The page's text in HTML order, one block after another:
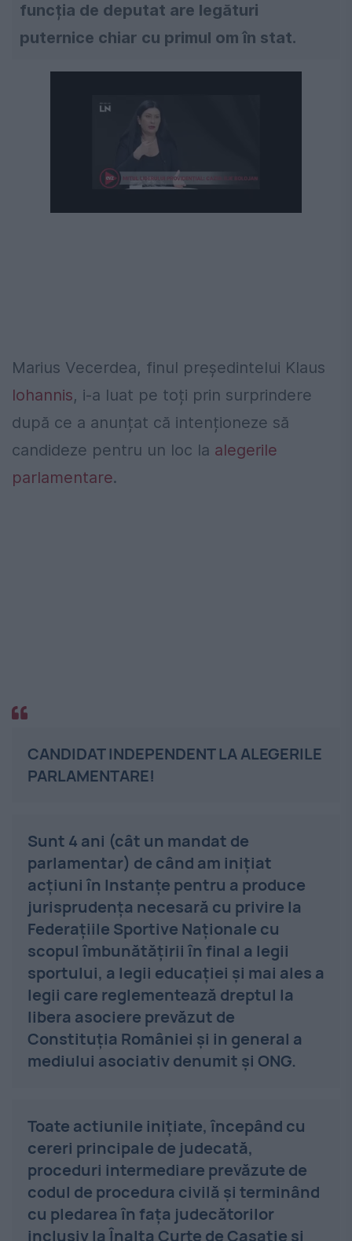
funcția de deputat are legături
puternice chiar cu primul om în stat.
Marius Vecerdea, finul președintelui Klaus
Iohannis, i-a luat pe toți prin surprindere
după ce a anunțat că intenționeze să
candideze pentru un loc la alegerile
parlamentare.
CANDIDAT INDEPENDENT LA ALEGERILE
PARLAMENTARE!
Sunt 4 ani (cât un mandat de
parlamentar) de când am inițiat
acțiuni în Instanțe pentru a produce
jurisprudența necesară cu privire la
Federațiile Sportive Naționale cu
scopul îmbunătățirii în final a legii
sportului, a legii educației și mai ales a
legii care reglementează dreptul la
libera asociere prevăzut de
Constituția României și in general a
mediului asociativ denumit și ONG.
Toate actiunile inițiate, începând cu
cereri principale de judecată,
proceduri intermediare prevăzute de
codul de procedura civilă și terminând
cu pledarea în fața judecătorilor
inclusiv la Înalta Curte de Casație și